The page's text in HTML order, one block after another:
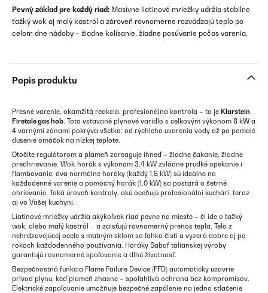
Pevný základ pre každý riad: Masívne liatinové mriežky udržia stabilne
ťažký wok aj malý kastról a zároveň rovnomerne rozvádzajú teplo po
celom dne nádoby – žiadne kolísanie, žiadne posúvanie počas varenia.
Popis produktu
Presné varenie, okamžitá reakcia, profesionálna kontrola – to je Klarstein
Firetale gas hob. Toto vstavané plynové varidlo s celkovým výkonom 8 kW a
4 varnými zónami pokrýva všetko: od rýchleho uvarenia vody až po pomalé
dusenie omáčok na nízkej teplote.
Otočíte regulátorom a plameň zareaguje ihneď – žiadne čakanie, žiadne
predhrievanie. Wok-horák s výkonom 3,4 kW zvládne prudké opekanie i
flambovanie, dva normálne horáky (každý 1,8 kW) sú ideálne na
každodenné varenie a pomocný horák (1,0 kW) sa postará o šetrné
ohrievanie. Taká úroveň kontroly, akú oceňujú profesionálni kuchári, teraz
aj vo Vašej kuchyni.
Liatinové mriežky udržia akýkoľvek riad pevne na mieste – či ide o ťažký
wok, alebo malý kastról – a zaisťujú rovnomerný prenos tepla. Telo z
nehrdzavejúcej ocele s matným sklom sa ľahko čistí a vyzerá dobre aj po
rokoch každodenného používania. Horáky Sabaf talianskej výroby
garantujú rovnomerné spaľovanie a dlhú životnosť.
Bezpečnostná funkcia Flame Failure Device (FFD) automaticky uzavrie
prívod plynu, keď plameň zhasne – spoľahlivá ochrana bez kompromisov.
Elektrické zapaľovanie umožňuje bezpečné zapálenie na jedno stlačenie